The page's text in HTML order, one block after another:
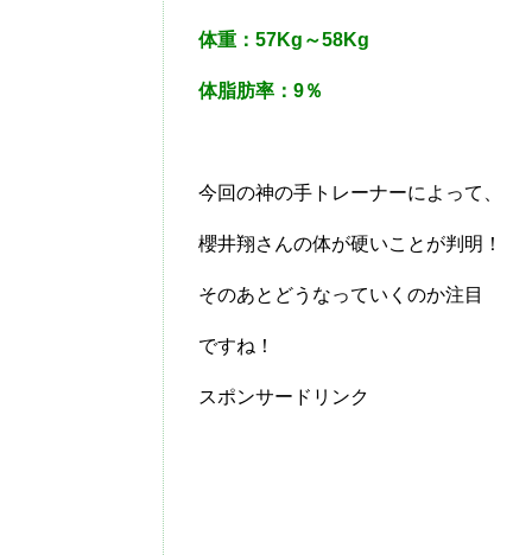
体重：57Kg～58Kg
体脂肪率：9％
今回の神の手トレーナーによって、
櫻井翔さんの体が硬いことが判明！
そのあとどうなっていくのか注目
ですね！
スポンサードリンク